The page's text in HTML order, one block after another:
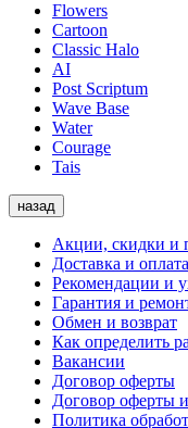
Flowers
Cartoon
Classic Halo
AI
Post Scriptum
Wave Base
Water
Courage
Tais
назад
Акции, скидки и
Доставка и оплата
Рекомендации и
Гарантия и
Обмен и возврат
Как определить
Вакансии
Договор оферты
Договор оферты
Политика